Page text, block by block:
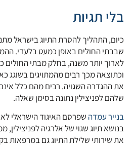
בלי תגיות
כיום, התהליך להסרת התיוג בישראל
שבבתי החולים באופן כמעט בלעדי.
לארוך יותר משנה, בחלק מבתי החולים
וכתוצאה מכך רבים מהמתויגים בשוגג
את ההגדרה השגויה. רבים מהם כלל
שלהם לפניצילין נתונה בסימן שאלה.
בנייר עמדה קובץ מסוג PDF
שפרסם האיגוד הישראלי
בנושא תיוג שגוי של אלרגיה
את שירותי שלילת התיוג גם במרפאות